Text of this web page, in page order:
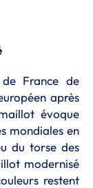
France de
après
évoque
mondiales en
du torse des
modernisé
restent